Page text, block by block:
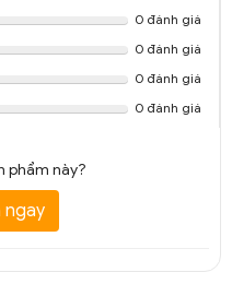
0 đánh giá
0 đánh giá
0 đánh giá
0 đánh giá
phẩm này?
ngay